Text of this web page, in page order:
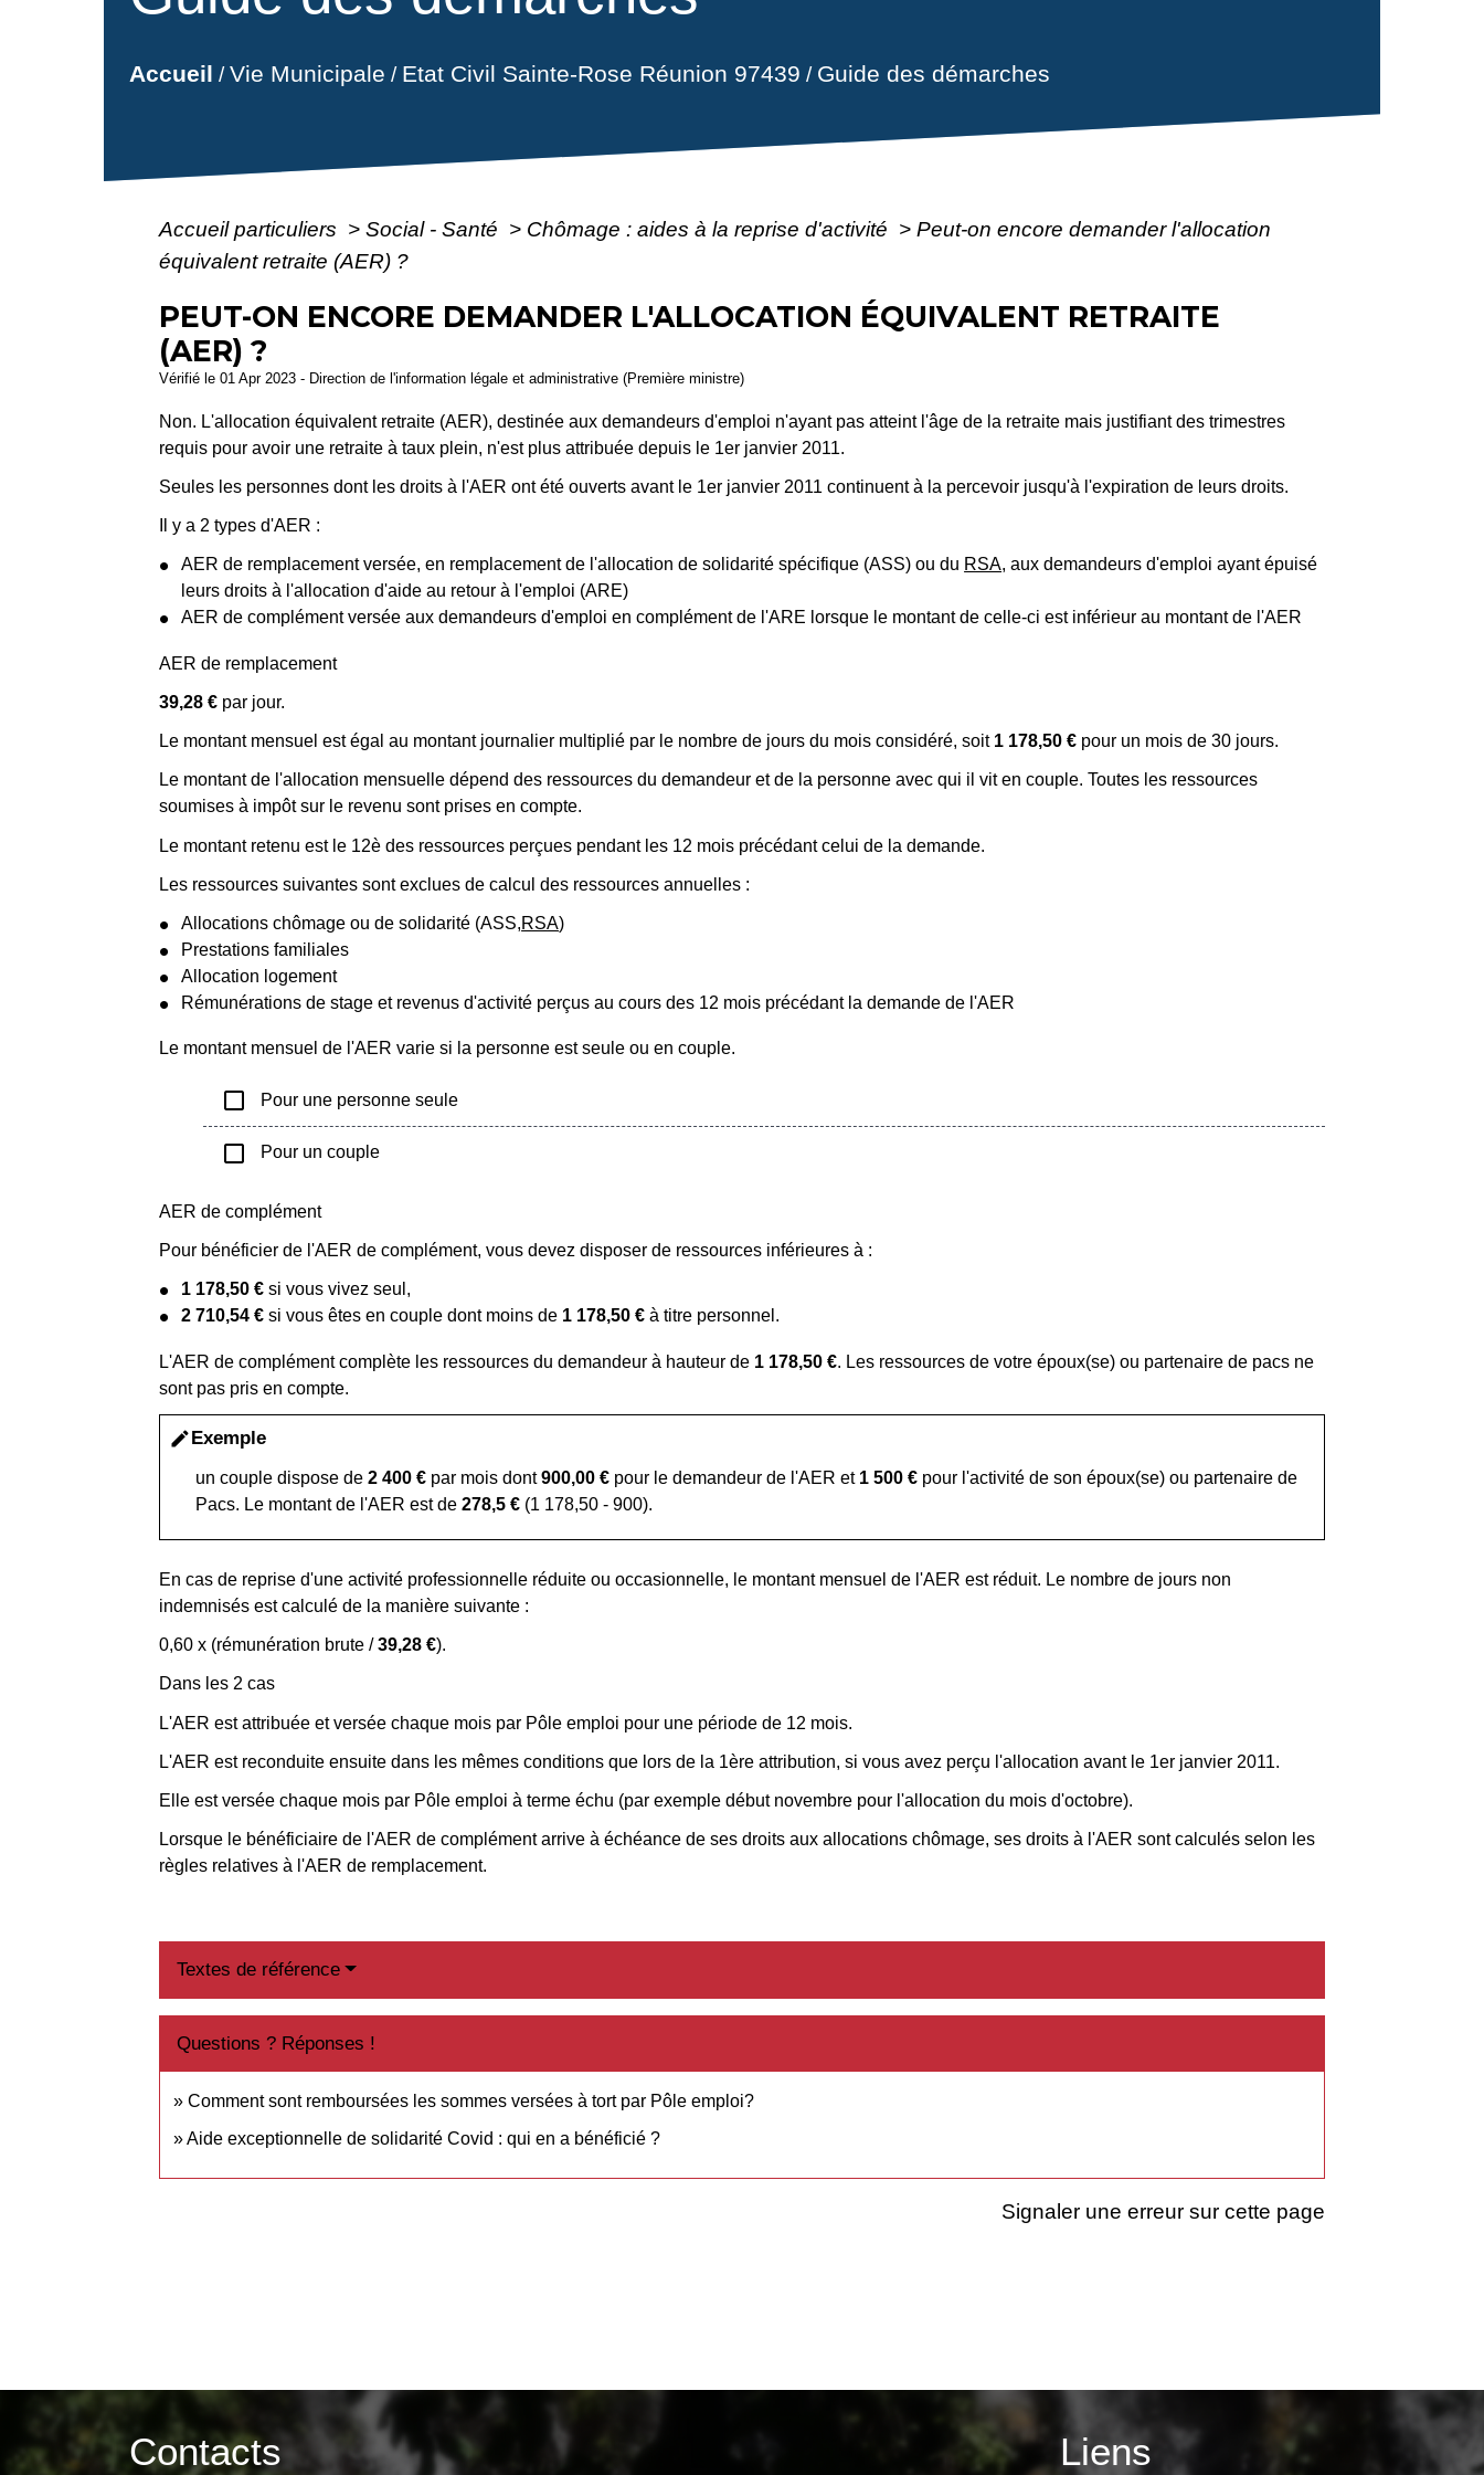
Accueil /Vie Municipale / Etat Civil Sainte-Rose Réunion 97439 / Guide des démarches
Accueil particuliers > Social - Santé > Chômage : aides à la reprise d'activité > Peut-on encore demander l'allocation
équivalent retraite (AER) ?
PEUT-ON ENCORE DEMANDER L'ALLOCATION ÉQUIVALENT RETRAITE
(AER) ?
Vérifié le 01 Apr 2023 - Direction de l'information légale et administrative (Première ministre)
Non. L'allocation équivalent retraite (AER), destinée aux demandeurs d'emploi n'ayant pas atteint l'âge de la retraite mais justifiant des trimestres
requis pour avoir une retraite à taux plein, n'est plus attribuée depuis le 1er janvier 2011.
Seules les personnes dont les droits à l'AER ont été ouverts avant le 1er janvier 2011 continuent à la percevoir jusqu'à l'expiration de leurs droits.
Il y a 2 types d'AER :
AER de remplacement versée, en remplacement de l'allocation de solidarité spécifique (ASS) ou du RSA, aux demandeurs d'emploi ayant épuisé
leurs droits à l'allocation d'aide au retour à l'emploi (ARE)
AER de complément versée aux demandeurs d'emploi en complément de l'ARE lorsque le montant de celle-ci est inférieur au montant de l'AER
AER de remplacement
39,28 € par jour.
Le montant mensuel est égal au montant journalier multiplié par le nombre de jours du mois considéré, soit 1 178,50 € pour un mois de 30 jours.
Le montant de l'allocation mensuelle dépend des ressources du demandeur et de la personne avec qui il vit en couple. Toutes les ressources
soumises à impôt sur le revenu sont prises en compte.
Le montant retenu est le 12è des ressources perçues pendant les 12 mois précédant celui de la demande.
Les ressources suivantes sont exclues de calcul des ressources annuelles :
Allocations chômage ou de solidarité (ASS,RSA)
Prestations familiales
Allocation logement
Rémunérations de stage et revenus d'activité perçus au cours des 12 mois précédant la demande de l'AER
Le montant mensuel de l'AER varie si la personne est seule ou en couple.
check_box_outline_blank Pour une personne seule
check_box_outline_blank Pour un couple
AER de complément
Pour bénéficier de l'AER de complément, vous devez disposer de ressources inférieures à :
1 178,50 € si vous vivez seul,
2 710,54 € si vous êtes en couple dont moins de 1 178,50 € à titre personnel.
L'AER de complément complète les ressources du demandeur à hauteur de 1 178,50 €. Les ressources de votre époux(se) ou partenaire de pacs ne
sont pas pris en compte.
editExemple
un couple dispose de2 400 € par mois dont900,00 € pour le demandeur de l'AER et 1 500 € pour l'activité de son époux(se) ou partenaire de
Pacs. Le montant de l'AER est de278,5 € (1 178,50 - 900).
En cas de reprise d'une activité professionnelle réduite ou occasionnelle, le montant mensuel de l'AER est réduit. Le nombre de jours non
indemnisés est calculé de la manière suivante :
0,60 x (rémunération brute /39,28 €).
Dans les 2 cas
L'AER est attribuée et versée chaque mois par Pôle emploi pour une période de 12 mois.
L'AER est reconduite ensuite dans les mêmes conditions que lors de la 1ère attribution, si vous avez perçu l'allocation avant le 1er janvier 2011.
Elle est versée chaque mois par Pôle emploi à terme échu (par exemple début novembre pour l'allocation du mois d'octobre).
Lorsque le bénéficiaire de l'AER de complément arrive à échéance de ses droits aux allocations chômage, ses droits à l'AER sont calculés selon les
règles relatives à l'AER de remplacement.
Textes de référence
Questions ? Réponses !
Comment sont remboursées les sommes versées à tort par Pôle emploi?
Aide exceptionnelle de solidarité Covid : qui en a bénéficié ?
Signaler une erreur sur cette page
Contacts Liens